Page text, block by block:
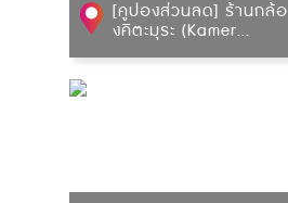
[คูปองส่วนลด] ร้านกล้อ
งคิตะมุระ (Kamer...